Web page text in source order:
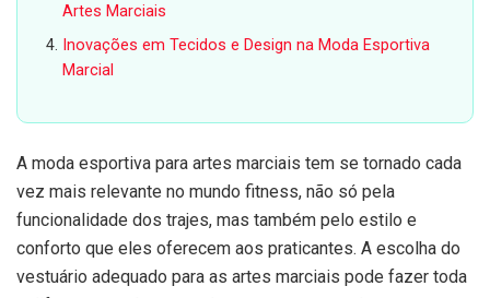
Artes Marciais
Inovações em Tecidos e Design na Moda Esportiva
Marcial
A moda esportiva para artes marciais tem se tornado cada
vez mais relevante no mundo fitness, não só pela
funcionalidade dos trajes, mas também pelo estilo e
conforto que eles oferecem aos praticantes. A escolha do
vestuário adequado para as artes marciais pode fazer toda